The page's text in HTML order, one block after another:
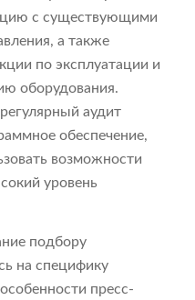
с существующими
а также
по эксплуатации и
оборудования.
аудит
обеспечение,
возможности
уровень
подбору
на специфику
пресс-